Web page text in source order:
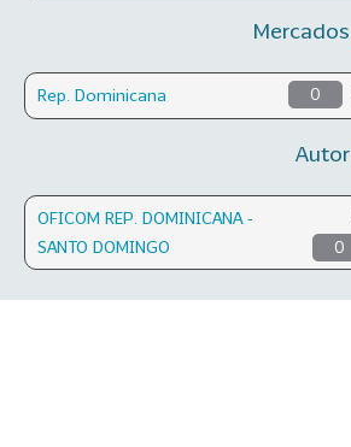
Mercados
Rep. Dominicana 0
Autor
OFICOM REP. DOMINICANA -
SANTO DOMINGO
0